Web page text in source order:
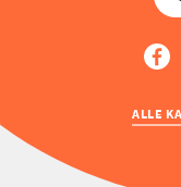
ALLE